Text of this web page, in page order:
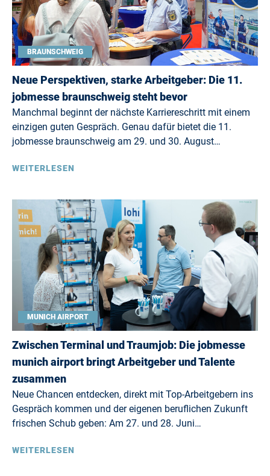
BRAUNSCHWEIG
Neue Perspektiven, starke Arbeitgeber: Die 11.
jobmesse braunschweig steht bevor
Manchmal beginnt der nächste Karriereschritt mit einem
einzigen guten Gespräch. Genau dafür bietet die 11.
jobmesse braunschweig am 29. und 30. August…
WEITERLESEN
MUNICH AIRPORT
Zwischen Terminal und Traumjob: Die jobmesse
munich airport bringt Arbeitgeber und Talente
zusammen
Neue Chancen entdecken, direkt mit Top-Arbeitgebern ins
Gespräch kommen und der eigenen beruflichen Zukunft
frischen Schub geben: Am 27. und 28. Juni…
WEITERLESEN